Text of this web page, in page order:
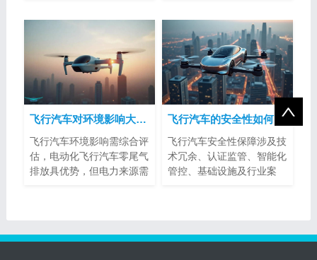
飞行汽车对环境影响大吗？
飞行汽车环境影响需综合评
估，电动化飞行汽车零尾气
排放具优势，但电力来源需
飞行汽车的安全性如何得到保障？
飞行汽车安全性保障涉及技
术冗余、认证监管、智能化
管控、基础设施及行业案